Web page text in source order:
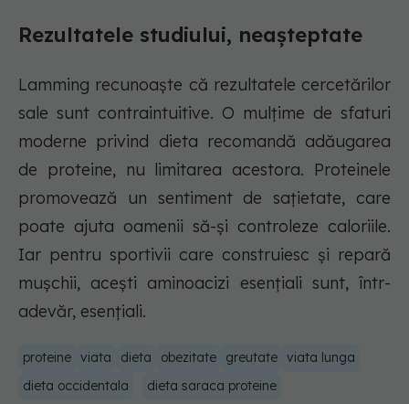
Rezultatele studiului, neașteptate
Lamming recunoaște că rezultatele cercetărilor
sale sunt contraintuitive. O mulțime de sfaturi
moderne privind dieta recomandă adăugarea
de proteine, nu limitarea acestora. Proteinele
promovează un sentiment de sațietate, care
poate ajuta oamenii să-și controleze caloriile.
Iar pentru sportivii care construiesc și repară
mușchii, acești aminoacizi esențiali sunt, într-
adevăr, esențiali.
proteine viata dieta obezitate greutate viata lunga
dieta occidentala
dieta saraca proteine